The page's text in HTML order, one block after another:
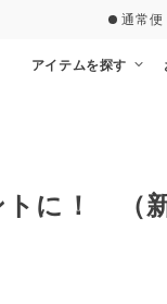
アイテムを探す
トに！ （